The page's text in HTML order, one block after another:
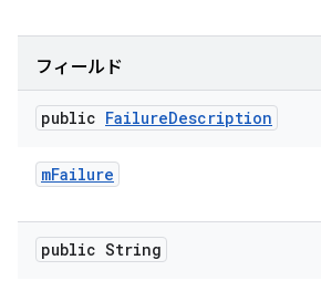
フィールド
public FailureDescription
mFailure
public String